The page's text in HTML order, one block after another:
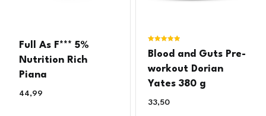
Full As F*** 5%
Nutrition Rich
Piana
44,99
5.00
Blood and Guts Pre-
workout Dorian
Yates 380 g
33,50